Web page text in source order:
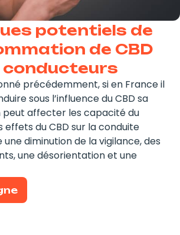
potentiels de
de CBD
conducteurs
précédemment, si en France il
sous l’influence du CBD sa
affecter les capacité du
effets du CBD sur la conduite
diminution de la vigilance, des
une désorientation et une